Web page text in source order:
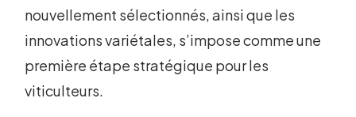
nouvellement sélectionnés, ainsi que les
innovations variétales, s’impose comme une
première étape stratégique pour les
viticulteurs.